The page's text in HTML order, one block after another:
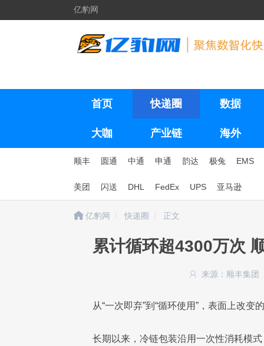
亿豹网
首页 快递圈 数据
大咖 产业链 海外
顺丰 圆通 中通 申通 韵达 极兔 EMS
美团 闪送 DHL FedEx UPS 亚马逊
亿豹网 快递圈 正文
累计循环超4300万次
来源：顺丰集团
从“一次即弃”到“循环使用”，表面上改
长期以来，冷链包装沿用一次性消耗模